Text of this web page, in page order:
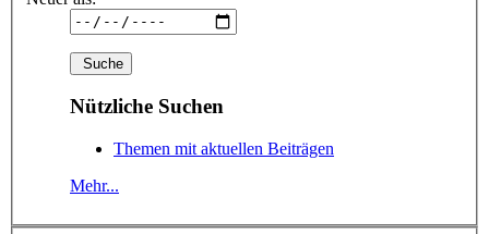
Nützliche Suchen
Themen mit aktuellen Beiträgen
Mehr...